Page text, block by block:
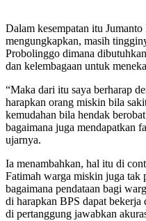
Dalam kesempatan itu
mengungkapkan, masih
Probolinggo dimana
dan kelembagaan untuk
“Maka dari itu saya berharap
harapkan orang miskin bila
kemudahan bila hendak
bagaimana juga mendapatkan
ujarnya.
Ia menambahkan, hal itu di
Fatimah warga miskin juga tak
bagaimana pendataan bagi
di harapkan BPS dapat bekerja
di pertanggung jawabkan